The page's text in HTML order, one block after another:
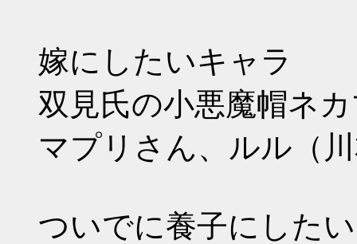
嫁にしたいキャラ
双見氏の小悪魔帽ネ
マプリさん、ルル（
ついでに養子にした